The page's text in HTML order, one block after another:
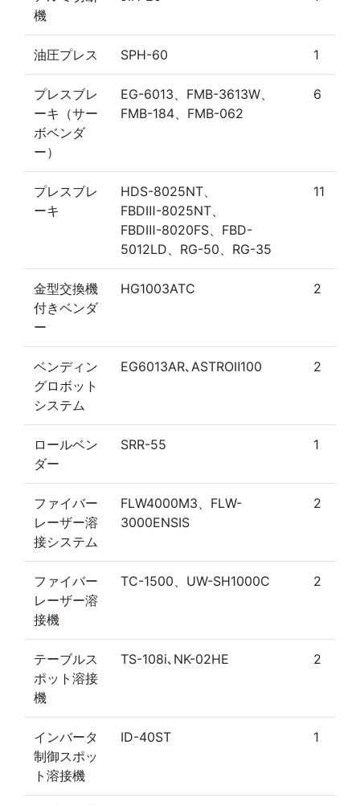
機
油圧プレス SPH-60 1
プレスブレ
ーキ（サー
ボベンダ
ー）
EG-6013、FMB-3613W、
FMB-184、FMB-062
6
プレスブレ
ーキ
HDS-8025NT、
FBDⅢ-8025NT、
FBDⅢ-8020FS、FBD-
5012LD、RG-50、RG-35
11
金型交換機
付きベンダ
ー
HG1003ATC 2
ベンディン
グロボット
システム
EG6013AR､ASTROⅡ100 2
ロールベン
ダー
SRR-55 1
ファイバー
レーザー溶
接システム
FLW4000M3、FLW-
3000ENSIS
2
ファイバー
レーザー溶
接機
TC-1500、UW-SH1000C 2
テーブルス
ポット溶接
機
TS-108i､NK-02HE 2
インバータ
制御スポッ
ト溶接機
ID-40ST 1